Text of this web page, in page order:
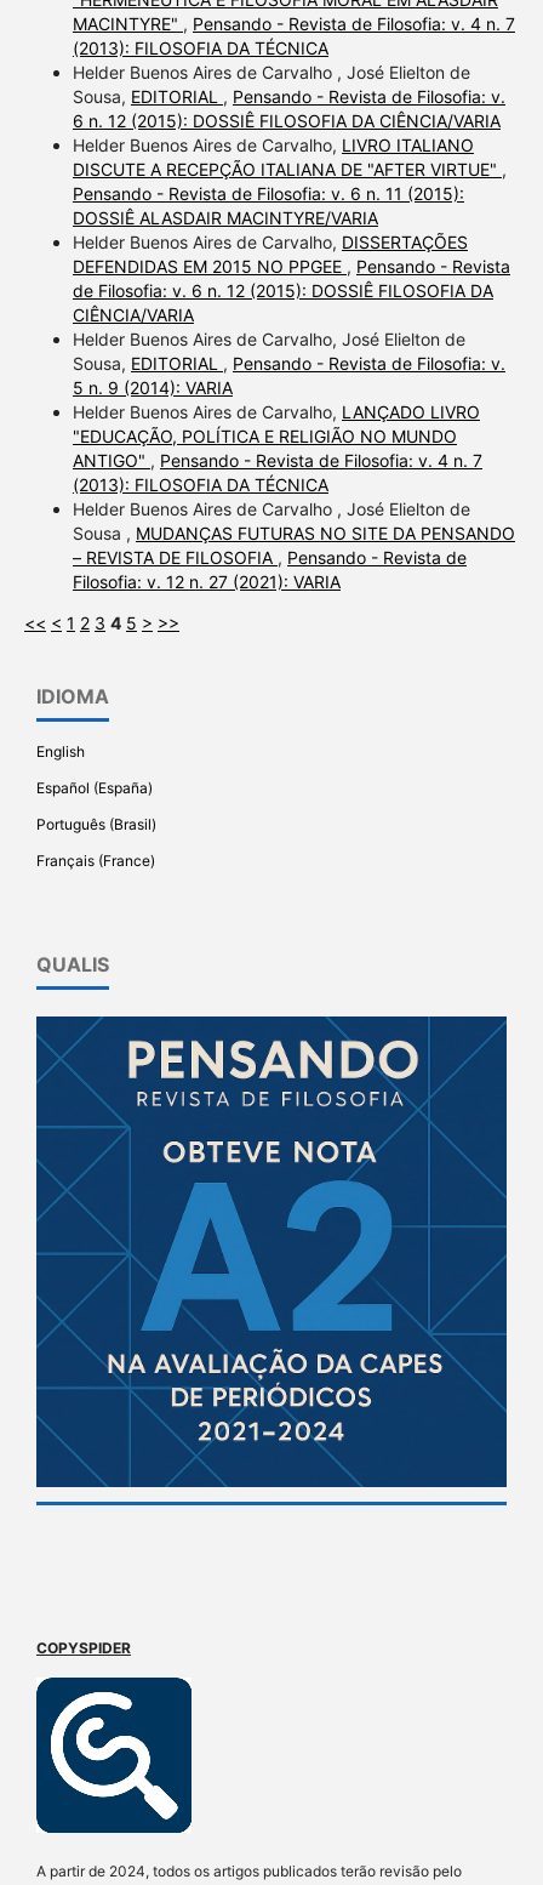
MACINTYRE" , Pensando - Revista de Filosofia: v. 4 n. 7
(2013): FILOSOFIA DA TÉCNICA
Helder Buenos Aires de Carvalho , José Elielton de
Sousa, EDITORIAL , Pensando - Revista de Filosofia: v.
6 n. 12 (2015): DOSSIÊ FILOSOFIA DA CIÊNCIA/VARIA
Helder Buenos Aires de Carvalho, LIVRO ITALIANO
DISCUTE A RECEPÇÃO ITALIANA DE "AFTER VIRTUE" ,
Pensando - Revista de Filosofia: v. 6 n. 11 (2015):
DOSSIÊ ALASDAIR MACINTYRE/VARIA
Helder Buenos Aires de Carvalho, DISSERTAÇÕES
DEFENDIDAS EM 2015 NO PPGEE , Pensando - Revista
de Filosofia: v. 6 n. 12 (2015): DOSSIÊ FILOSOFIA DA
CIÊNCIA/VARIA
Helder Buenos Aires de Carvalho, José Elielton de
Sousa, EDITORIAL , Pensando - Revista de Filosofia: v.
5 n. 9 (2014): VARIA
Helder Buenos Aires de Carvalho, LANÇADO LIVRO
"EDUCAÇÃO, POLÍTICA E RELIGIÃO NO MUNDO
ANTIGO" , Pensando - Revista de Filosofia: v. 4 n. 7
(2013): FILOSOFIA DA TÉCNICA
Helder Buenos Aires de Carvalho , José Elielton de
Sousa , MUDANÇAS FUTURAS NO SITE DA PENSANDO
– REVISTA DE FILOSOFIA , Pensando - Revista de
Filosofia: v. 12 n. 27 (2021): VARIA
<< < 1 2 3 4 5 > >>
IDIOMA
English
Español (España)
Português (Brasil)
Français (France)
QUALIS
COPYSPIDER
A partir de 2024, todos os artigos publicados terão revisão pelo